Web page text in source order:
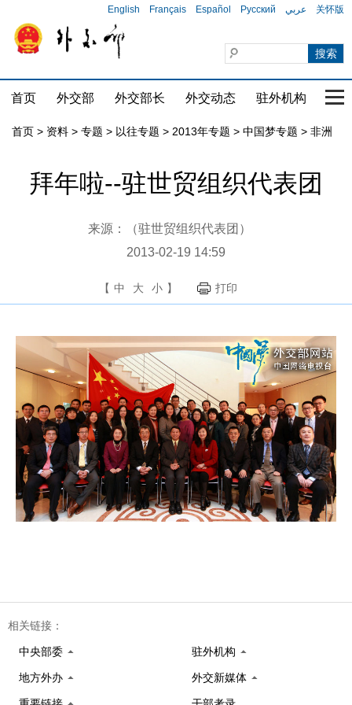
English Français Español Русский عربي 关怀版
首页 外交部 外交部长 外交动态 驻外机构 国
首页 > 资料 > 专题 > 以往专题 > 2013年专题 > 中国梦专题 > 非洲
拜年啦--驻世贸组织代表团
来源：（驻世贸组织代表团）
2013-02-19 14:59
【 中 大 小 】 打印
相关链接：
中央部委 驻外机构
地方外办 外交新媒体